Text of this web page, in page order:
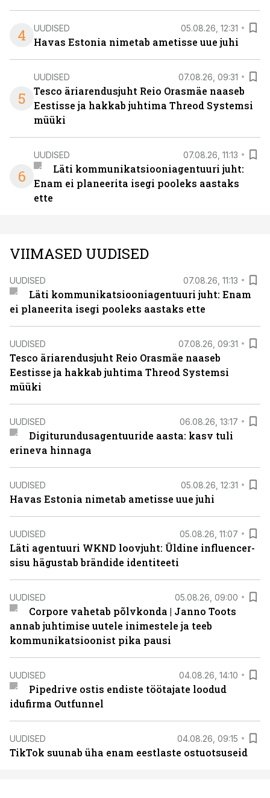
4 UUDISED 05.08.26, 12:31
Havas Estonia nimetab ametisse uue juhi
5
UUDISED 07.08.26, 09:31
Tesco äriarendusjuht Reio Orasmäe naaseb
Eestisse ja hakkab juhtima Threod Systemsi
müüki
6
UUDISED 07.08.26, 11:13
Läti kommunikatsiooniagentuuri juht:
Enam ei planeerita isegi pooleks aastaks
ette
VIIMASED UUDISED
UUDISED 07.08.26, 11:13
Läti kommunikatsiooniagentuuri juht: Enam
ei planeerita isegi pooleks aastaks ette
UUDISED 07.08.26, 09:31
Tesco äriarendusjuht Reio Orasmäe naaseb
Eestisse ja hakkab juhtima Threod Systemsi
müüki
UUDISED 06.08.26, 13:17
Digiturundusagentuuride aasta: kasv tuli
erineva hinnaga
UUDISED 05.08.26, 12:31
Havas Estonia nimetab ametisse uue juhi
UUDISED 05.08.26, 11:07
Läti agentuuri WKND loovjuht: Üldine influencer-
sisu hägustab brändide identiteeti
UUDISED 05.08.26, 09:00
Corpore vahetab põlvkonda | Janno Toots
annab juhtimise uutele inimestele ja teeb
kommunikatsioonist pika pausi
UUDISED 04.08.26, 14:10
Pipedrive ostis endiste töötajate loodud
idufirma Outfunnel
UUDISED 04.08.26, 09:15
TikTok suunab üha enam eestlaste ostuotsuseid